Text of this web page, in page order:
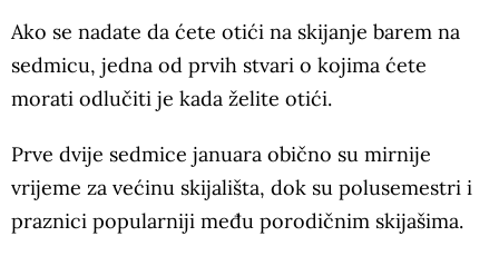
Ako se nadate da ćete otići na skijanje barem na
sedmicu, jedna od prvih stvari o kojima ćete
morati odlučiti je kada želite otići.
Prve dvije sedmice januara obično su mirnije
vrijeme za većinu skijališta, dok su polusemestri i
praznici popularniji među porodičnim skijašima.